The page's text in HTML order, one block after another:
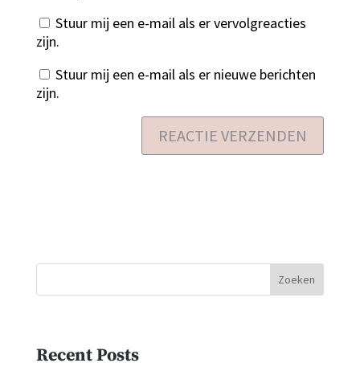
Stuur mij een e-mail als er vervolgreacties
zijn.
Stuur mij een e-mail als er nieuwe berichten
zijn.
Zoeken
Recent Posts